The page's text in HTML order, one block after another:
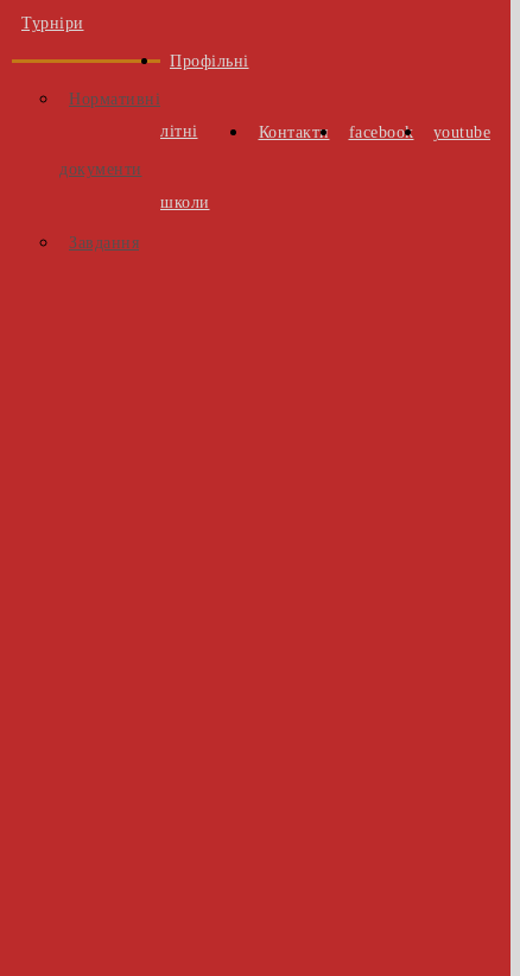
Турніри
Нормативні
документи
Завдання
Профільні
літні
школи
Контакти facebook youtube